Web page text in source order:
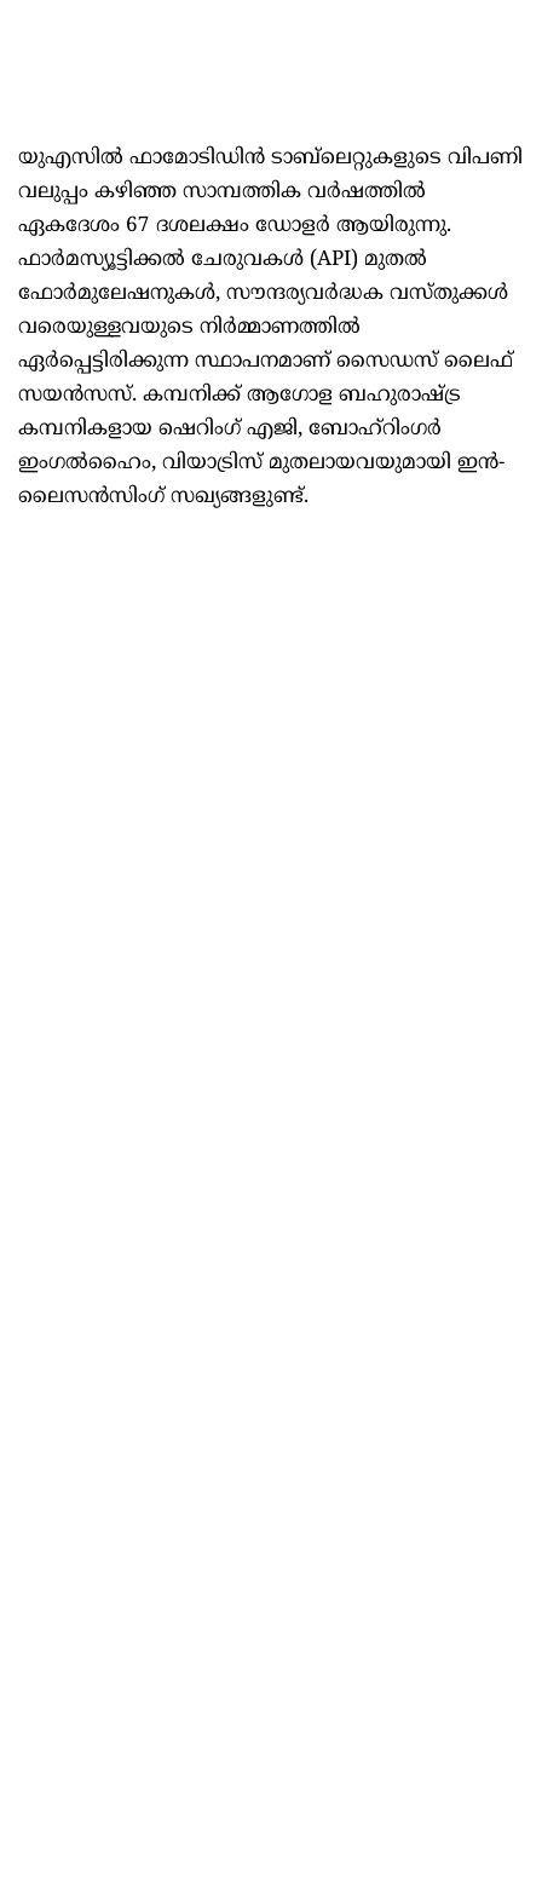
യുഎസിൽ ഫാമോടിഡിൻ ടാബ്‌ലെറ്റുകളുടെ വിപണി
വലുപ്പം കഴിഞ്ഞ സാമ്പത്തിക വർഷത്തിൽ
ഏകദേശം 67 ദശലക്ഷം ഡോളർ ആയിരുന്നു.
ഫാർമസ്യൂട്ടിക്കൽ ചേരുവകൾ (API) മുതൽ
ഫോർമുലേഷനുകൾ, സൗന്ദര്യവർദ്ധക വസ്തുക്കൾ
വരെയുള്ളവയുടെ നിർമ്മാണത്തിൽ
ഏർപ്പെട്ടിരിക്കുന്ന സ്ഥാപനമാണ് സൈഡസ് ലൈഫ്
സയൻസസ്. കമ്പനിക്ക് ആഗോള ബഹുരാഷ്ട്ര
കമ്പനികളായ ഷെറിംഗ് എജി, ബോഹ്‌റിംഗർ
ഇംഗൽഹൈം, വിയാട്രിസ് മുതലായവയുമായി ഇൻ-
ലൈസൻസിംഗ് സഖ്യങ്ങളുണ്ട്.